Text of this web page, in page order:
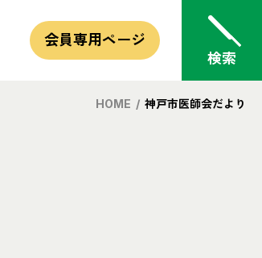
会員専用ページ
HOME / 神戸市医師会だより